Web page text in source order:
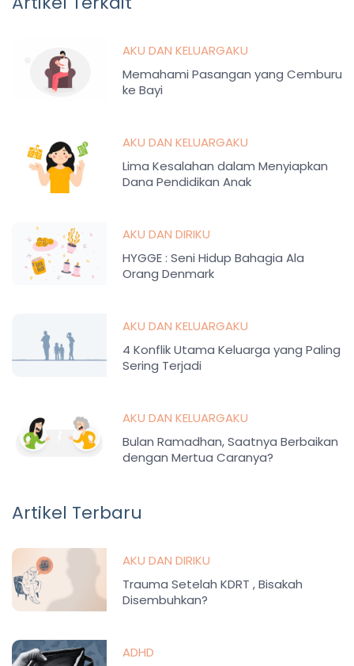
AKU DAN KELUARGAKU
Memahami Pasangan yang Cemburu
ke Bayi
AKU DAN KELUARGAKU
Lima Kesalahan dalam Menyiapkan
Dana Pendidikan Anak
AKU DAN DIRIKU
HYGGE : Seni Hidup Bahagia Ala
Orang Denmark
AKU DAN KELUARGAKU
4 Konflik Utama Keluarga yang Paling
Sering Terjadi
AKU DAN KELUARGAKU
Bulan Ramadhan, Saatnya Berbaikan
dengan Mertua Caranya?
Artikel Terbaru
AKU DAN DIRIKU
Trauma Setelah KDRT , Bisakah
Disembuhkan?
ADHD